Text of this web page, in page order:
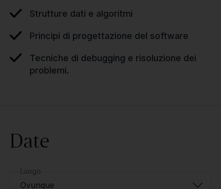
Strutture dati e algoritmi
Principi di progettazione del software
Tecniche di debugging e risoluzione dei
problemi.
Date
Luogo
Ovunque